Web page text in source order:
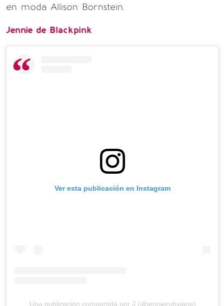
en moda Allison Bornstein.
Jennie de Blackpink
Ver esta publicación en Instagram
Una publicación compartida por J (@jennierubyjane)